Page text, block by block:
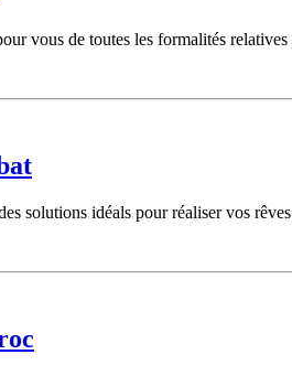
vous de toutes les formalités
solutions idéals pour réaliser vos